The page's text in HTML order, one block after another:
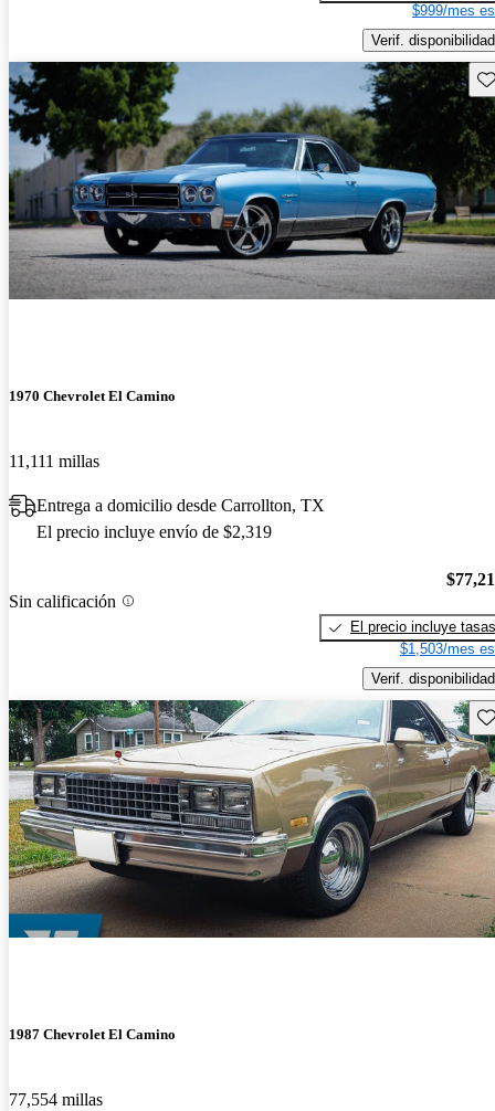
$999/mes
Verif. disponibilidad
1970 Chevrolet El Camino
11,111 millas
Entrega a domicilio desde Carrollton, TX
El precio incluye envío de $2,319
Sin calificación
El precio incluye tasas
$1,503/mes
Verif. disponibilidad
1987 Chevrolet El Camino
77,554 millas